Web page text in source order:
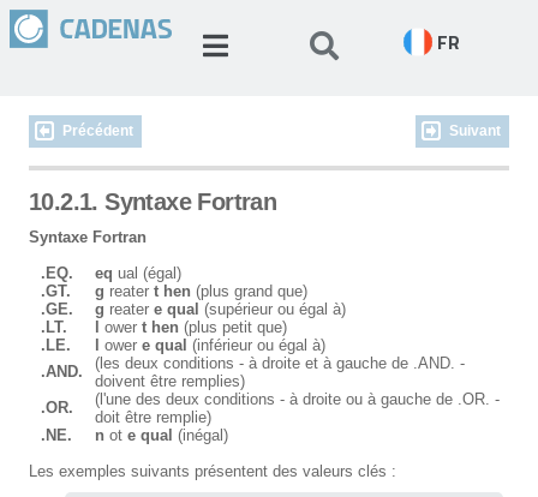
FR
Précédent Suivant
10.2.1. Syntaxe Fortran
Syntaxe Fortran
.EQ.
eq ual (égal)
.GT.
g reater t hen (plus grand que)
.GE.
g reater e qual (supérieur ou égal à)
.LT.
ower t hen (plus petit que)
.LE.
ower e qual (inférieur ou égal à)
.AND.
(les deux conditions - à droite et à gauche de .AND. -
doivent être remplies)
.OR.
(l'une des deux conditions - à droite ou à gauche de .OR. -
doit être remplie)
.NE.
n ot e qual (inégal)
Les exemples suivants présentent des valeurs clés :